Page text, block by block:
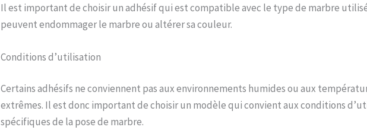
Il est important de choisir un adhésif qui est compatible avec le type de marbre
peuvent endommager le marbre ou altérer sa couleur.
Conditions d’utilisation
Certains adhésifs ne conviennent pas aux environnements humides ou aux
extrêmes. Il est donc important de choisir un modèle qui convient aux conditions
spécifiques de la pose de marbre.